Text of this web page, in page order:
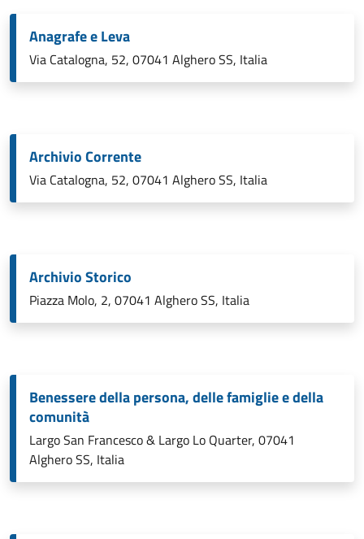
Anagrafe e Leva
Via Catalogna, 52, 07041 Alghero SS, Italia
Archivio Corrente
Via Catalogna, 52, 07041 Alghero SS, Italia
Archivio Storico
Piazza Molo, 2, 07041 Alghero SS, Italia
Benessere della persona, delle famiglie e della
comunità
Largo San Francesco & Largo Lo Quarter, 07041
Alghero SS, Italia